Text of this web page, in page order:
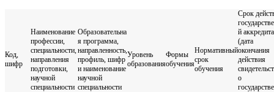
Код,
шифр
Наименование
профессии,
специальности,
направления
подготовки,
научной
специальности
Образовательна
я программа,
направленность,
профиль, шифр
и наименование
научной
специальности
Уровень
образования
Формы
обучения
Нормативный
срок
обучения
Срок
й
(дата
окончания
действия
о